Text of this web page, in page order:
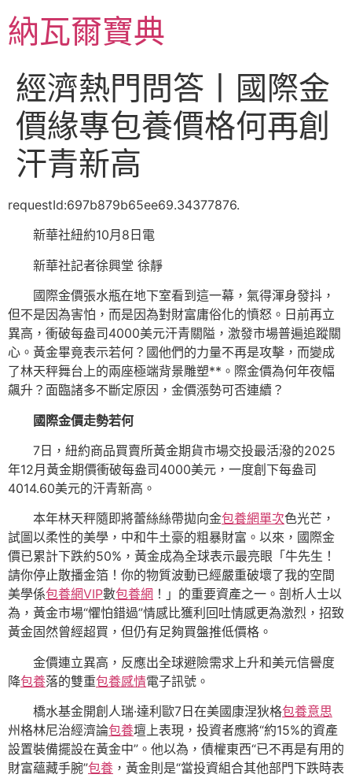
至
主納瓦爾寶典
經濟熱門問答丨國際金
價緣專包養價格何再創
汗青新高
requestId:697b879b65ee69.34377876.
新華社紐約10月8日電
新華社記者徐興堂 徐靜
國際金價張水瓶在地下室看到這一幕，氣得渾身發抖，
但不是因為害怕，而是因為對財富庸俗化的憤怒。日前再立
異高，衝破每盎司4000美元汗青關隘，激發市場普遍追蹤關
心。黃金畢竟表示若何？國他們的力量不再是攻擊，而變成
了林天秤舞台上的兩座極端背景雕塑**。際金價為何年夜幅
飆升？面臨諸多不斷定原因，金價漲勢可否連續？
國際金價走勢若何
7日，紐約商品買賣所黃金期貨市場交投最活潑的2025
年12月黃金期價衝破每盎司4000美元，一度創下每盎司
4014.60美元的汗青新高。
本年林天秤隨即將蕾絲絲帶拋向金包養網單次色光芒，
試圖以柔性的美學，中和牛土豪的粗暴財富。以來，國際金
價已累計下跌約50%，黃金成為全球表示最亮眼「牛先生！
請你停止散播金箔！你的物質波動已經嚴重破壞了我的空間
美學係包養網VIP數包養網 ！」的重要資產之一。剖析人士以
為，黃金市場“懼怕錯過”情感比獲利回吐情感更為激烈，招致
黃金固然曾經超買，但仍有足夠買盤推低價格。
金價連立異高，反應出全球避險需求上升和美元信譽度
降包養落的雙重包養感情電子訊號。
橋水基金開創人瑞·達利歐7日在美國康涅狄格包養意思
州格林尼治經濟論包養壇上表現，投資者應將“約15%的資產
設置裝備擺設在黃金中”。他以為，債權東西“已不再是有用的
財富蘊藏手腕”包養 ，黃金則是“當投資組合其他部門下跌時表